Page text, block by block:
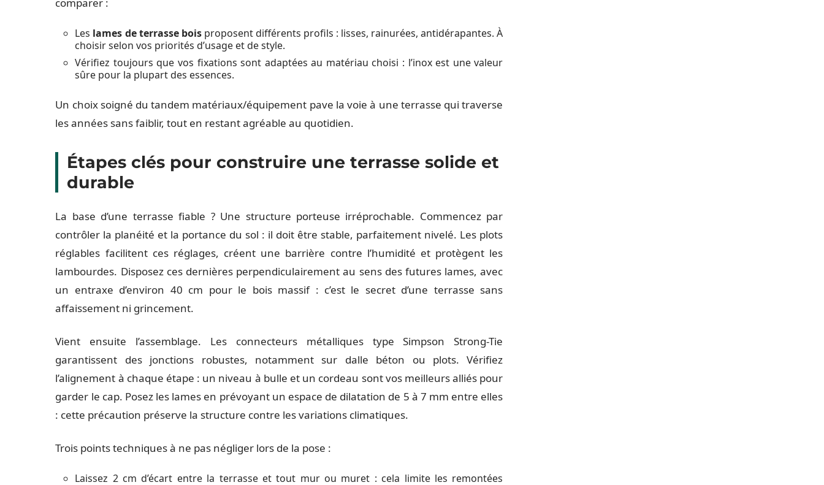
Les lames de terrasse boisproposent différents profils : lisses, rainurées, antidérapantes. À
choisir selon vos priorités d’usage et de style.
Vérifiez toujours que vos fixations sont adaptées au matériau choisi : l’inox est une valeur
sûre pour la plupart des essences.
Un choix soigné du tandem matériaux/équipement pave la voie à une terrasse qui traverse
les années sans faiblir, tout en restant agréable au quotidien.
Étapes clés pour construire une terrasse solide et
durable
La base d’une terrasse fiable ? Une structure porteuse irréprochable. Commencez par
contrôler la planéité et la portance du sol : il doit être stable, parfaitement nivelé. Les plots
réglables facilitent ces réglages, créent une barrière contre l’humidité et protègent les
lambourdes. Disposez ces dernières perpendiculairement au sens des futures lames, avec
un entraxe d’environ 40 cm pour le bois massif : c’est le secret d’une terrasse sans
affaissement ni grincement.
Vient ensuite l’assemblage. Les connecteurs métalliques type Simpson Strong-Tie
garantissent des jonctions robustes, notamment sur dalle béton ou plots. Vérifiez
l’alignement à chaque étape : un niveau à bulle et un cordeau sont vos meilleurs alliés pour
garder le cap. Posez les lames en prévoyant un espace de dilatation de 5 à 7 mm entre elles
: cette précaution préserve la structure contre les variations climatiques.
Trois points techniques à ne pas négliger lors de la pose :
Laissez 2 cm d’écart entre la terrasse et tout mur ou muret : cela limite les remontées